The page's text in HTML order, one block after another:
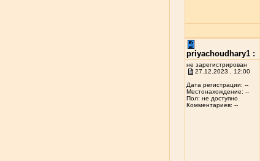
priyachoudhary1 :
не зарегистрирован
27.12.2023 , 12:00
Дата регистрации: --
Местонахождение: --
Пол: не доступно
Комментариев: --